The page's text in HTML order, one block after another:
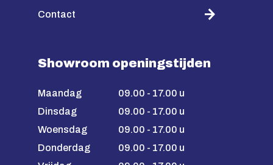
Contact
Showroom openingstijden
Maandag
09.00 - 17.00 u
Dinsdag
09.00 - 17.00 u
Woensdag
09.00 - 17.00 u
Donderdag
09.00 - 17.00 u